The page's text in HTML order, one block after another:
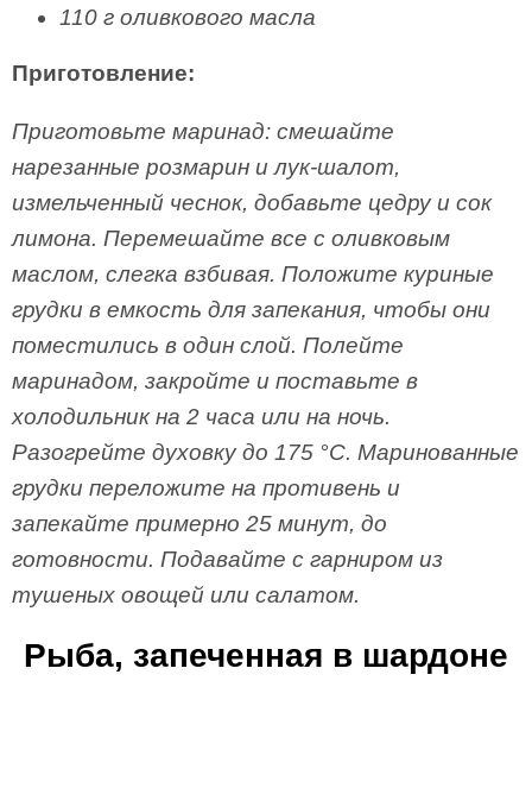
110 г оливкового масла
Приготовление:
Приготовьте маринад: смешайте
нарезанные розмарин и лук-шалот,
измельченный чеснок, добавьте цедру и сок
лимона. Перемешайте все с оливковым
маслом, слегка взбивая. Положите куриные
грудки в емкость для запекания, чтобы они
поместились в один слой. Полейте
маринадом, закройте и поставьте в
холодильник на 2 часа или на ночь.
Разогрейте духовку до 175 °С. Маринованные
грудки переложите на противень и
запекайте примерно 25 минут, до
готовности. Подавайте с гарниром из
тушеных овощей или салатом.
Рыба, запеченная в шардоне